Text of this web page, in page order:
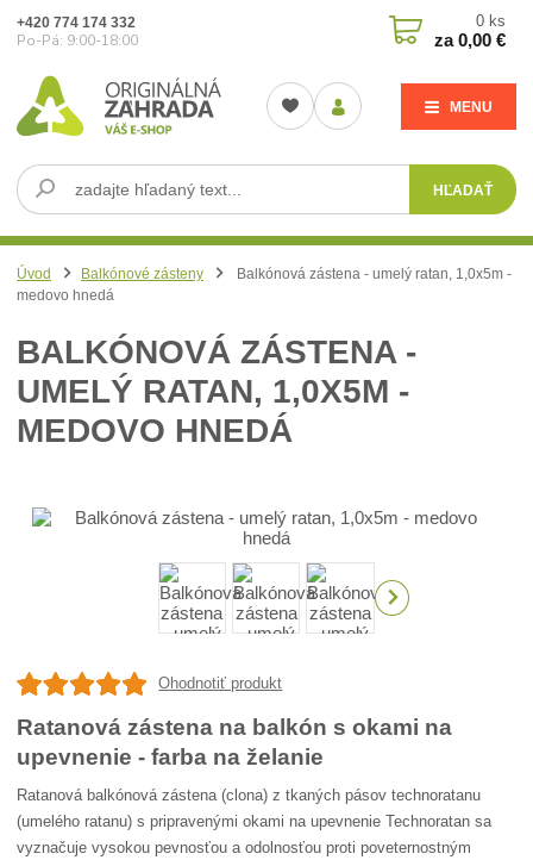
MENU
HĽADAŤ
+420 774 174 332
Po-Pá: 9:00-18:00
0 ks
za0,00 €
Úvod Balkónové zásteny
Balkónová zástena - umelý ratan, 1,0x5m -
medovo hnedá
BALKÓNOVÁ ZÁSTENA -
UMELÝ RATAN, 1,0X5M -
MEDOVO HNEDÁ
Ohodnotiť produkt
Ratanová zástena na balkón s okami na
upevnenie - farba na želanie
Ratanová balkónová zástena (clona) z tkaných pásov technoratanu
(umelého ratanu) s pripravenými okami na upevnenie Technoratan sa
vyznačuje vysokou pevnosťou a odolnosťou proti poveternostným